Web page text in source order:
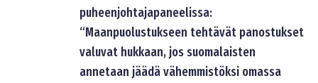
puheenjohtajapaneelissa:
“Maanpuolustukseen tehtävät panostukset
valuvat hukkaan, jos suomalaisten
annetaan jäädä vähemmistöksi omassa